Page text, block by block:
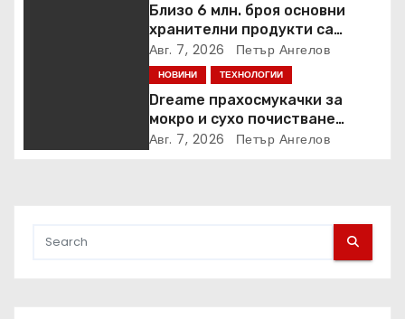
Близо 6 млн. броя основни
хранителни продукти са
закупени от „Кошница с
грижа“ в Kaufland от старта на
кампанията
Авг. 7, 2026 Петър Ангелов
НОВИНИ ТЕХНОЛОГИИ
Dreame прахосмукачки за
мокро и сухо почистване
надхвърлиха 2 000 патентни
Авг. 7, 2026 Петър Ангелов